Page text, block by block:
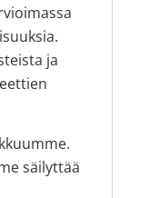
ja
säilyttää